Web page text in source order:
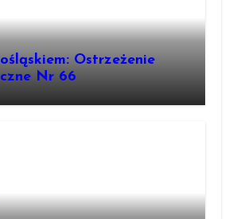
Ostrzeżenie
Nr 66